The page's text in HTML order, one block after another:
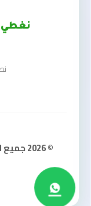
نغطي
© 2026 جميع الحقوق محفوظة لـ